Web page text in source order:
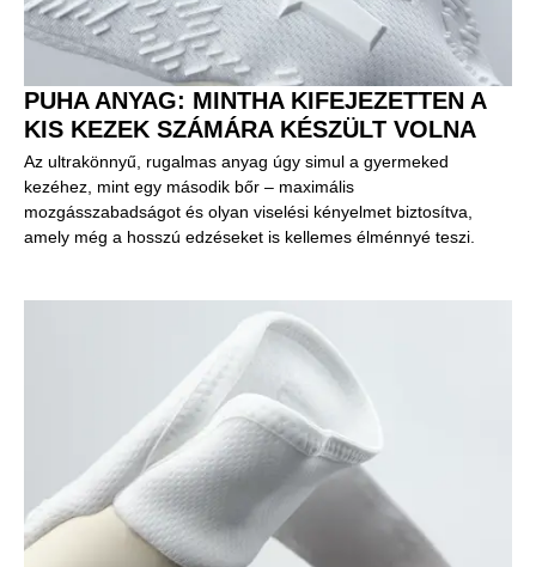
PUHA ANYAG: MINTHA KIFEJEZETTEN A
KIS KEZEK SZÁMÁRA KÉSZÜLT VOLNA
Az ultrakönnyű, rugalmas anyag úgy simul a gyermeked
kezéhez, mint egy második bőr – maximális
mozgásszabadságot és olyan viselési kényelmet biztosítva,
amely még a hosszú edzéseket is kellemes élménnyé teszi.